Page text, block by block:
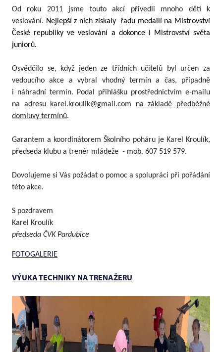
Od roku 2011 jsme touto akcí přivedli mnoho dětí k
veslování. Nejlepší z nich získaly
řadu medailí na Mistrovství
České republiky ve veslování a dokonce i Mistrovství světa
juniorů.
Osvědčilo se, když jeden ze třídních učitelů byl určen za
vedoucího akce a vybral vhodný termín a čas, případně
i náhradní termín. Podal přihlášku prostřednictvím e-mailu
na adresu karel.kroulik@gmail.com na základě předběžné
domluvy termínů.
Garantem a koordinátorem Školního poháru je Karel Kroulík,
předseda klubu a trenér mládeže - mob. 607 519 579.
Dovolujeme si Vás požádat o pomoc a spolupráci při pořádání
této akce.
S pozdravem
Karel Kroulík
předseda ČVK Pardubice
FOTOGALERIE
VÝUKA TECHNIKY NA TRENAŽERU